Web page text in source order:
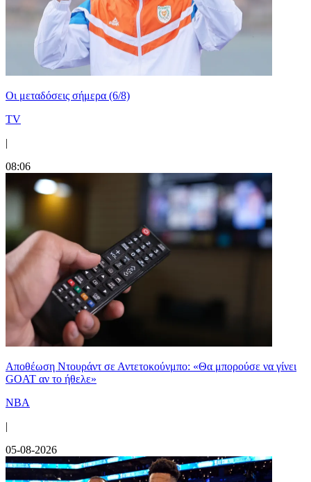
Οι μεταδόσεις σήμερα (6/8)
TV
|
08:06
Αποθέωση Ντουράντ σε Αντετοκούνμπο: «Θα μπορούσε να γίνει
GOAT αν το ήθελε»
NBA
|
05-08-2026